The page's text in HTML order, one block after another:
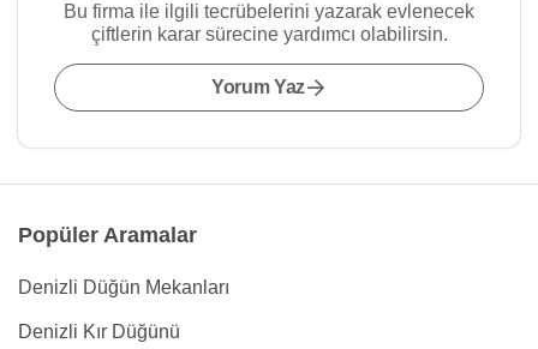
Bu firma ile ilgili tecrübelerini yazarak evlenecek
çiftlerin karar sürecine yardımcı olabilirsin.
Yorum Yaz
Popüler Aramalar
Denizli Düğün Mekanları
Denizli Kır Düğünü